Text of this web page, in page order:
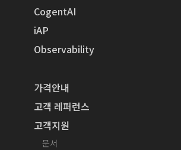
CogentAI
iAP
Observability
가격안내
고객 레퍼런스
고객지원
문서